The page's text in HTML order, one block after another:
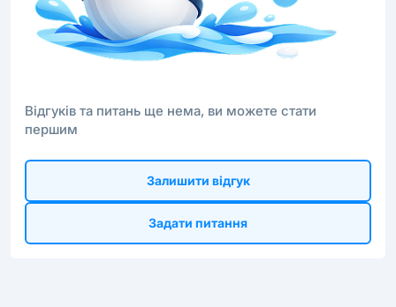
Відгуків та питань ще нема, ви можете стати
першим
Залишити відгук
Задати питання